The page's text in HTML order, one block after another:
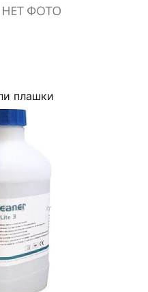
плашки